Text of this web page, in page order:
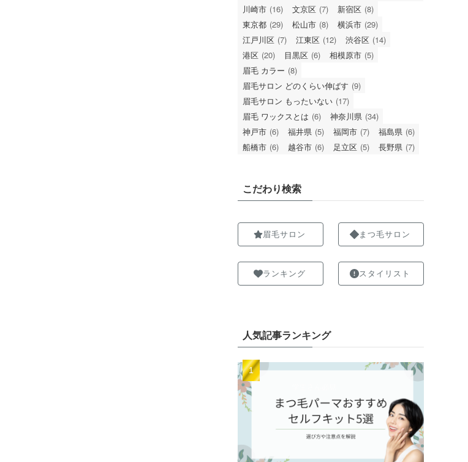
川崎市 (16) 文京区 (7) 新宿区 (8)
東京都 (29) 松山市 (8) 横浜市 (29)
江戸川区 (7) 江東区 (12) 渋谷区 (14)
港区 (20) 目黒区 (6) 相模原市 (5)
眉毛 カラー (8)
眉毛サロン どのくらい伸ばす (9)
眉毛サロン もったいない (17)
眉毛 ワックスとは (6) 神奈川県 (34)
神戸市 (6) 福井県 (5) 福岡市 (7) 福島県 (6)
船橋市 (6) 越谷市 (6) 足立区 (5) 長野県 (7)
こだわり検索
眉毛サロン
ランキング
まつ毛サロン
スタイリスト
人気記事ランキング